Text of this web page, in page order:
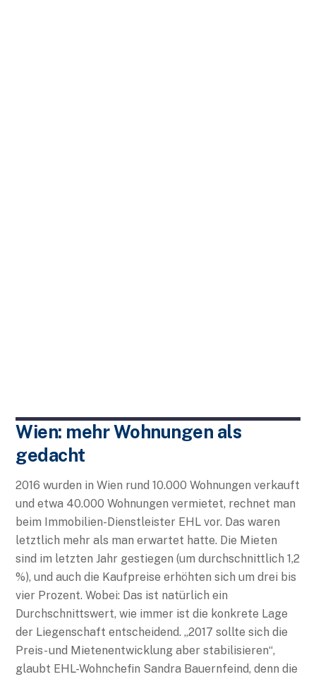
Wien: mehr Wohnungen als
gedacht
2016 wurden in Wien rund 10.000 Wohnungen verkauft
und etwa 40.000 Wohnungen vermietet, rechnet man
beim Immobilien-Dienstleister EHL vor. Das waren
letztlich mehr als man erwartet hatte. Die Mieten
sind im letzten Jahr gestiegen (um durchschnittlich 1,2
%), und auch die Kaufpreise erhöhten sich um drei bis
vier Prozent. Wobei: Das ist natürlich ein
Durchschnittswert, wie immer ist die konkrete Lage
der Liegenschaft entscheidend. „2017 sollte sich die
Preis- und Mietenentwicklung aber stabilisieren“,
glaubt EHL-Wohnchefin Sandra Bauernfeind, denn die